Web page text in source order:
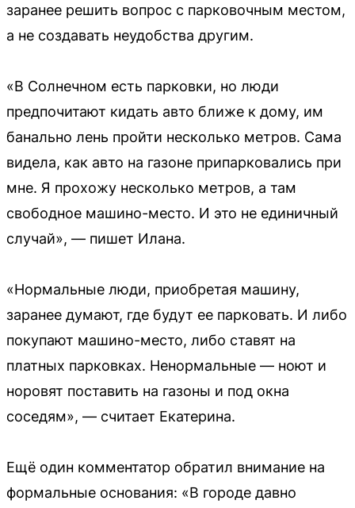
заранее решить вопрос с парковочным местом,
а не создавать неудобства другим.
«В Солнечном есть парковки, но люди
предпочитают кидать авто ближе к дому, им
банально лень пройти несколько метров. Сама
видела, как авто на газоне припарковались при
мне. Я прохожу несколько метров, а там
свободное машино-место. И это не единичный
случай», — пишет Илана.
«Нормальные люди, приобретая машину,
заранее думают, где будут ее парковать. И либо
покупают машино-место, либо ставят на
платных парковках. Ненормальные — ноют и
норовят поставить на газоны и под окна
соседям», — считает Екатерина.
Ещё один комментатор обратил внимание на
формальные основания: «В городе давно